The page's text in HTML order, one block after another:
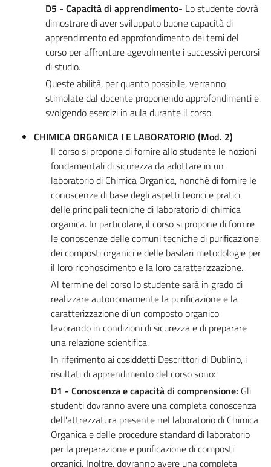
D5 - Capacità di apprendimento- Lo studente dovrà
dimostrare di aver sviluppato buone capacità di
apprendimento ed approfondimento dei temi del
corso per affrontare agevolmente i successivi percorsi
di studio.
Queste abilità, per quanto possibile, verranno
stimolate dal docente proponendo approfondimenti e
svolgendo esercizi in aula durante il corso.
CHIMICA ORGANICA I E LABORATORIO (Mod. 2)
Il corso si propone di fornire allo studente le nozioni
fondamentali di sicurezza da adottare in un
laboratorio di Chimica Organica, nonché di fornire le
conoscenze di base degli aspetti teorici e pratici
delle principali tecniche di laboratorio di chimica
organica. In particolare, il corso si propone di fornire
le conoscenze delle comuni tecniche di purificazione
dei composti organici e delle basilari metodologie per
il loro riconoscimento e la loro caratterizzazione.
Al termine del corso lo studente sarà in grado di
realizzare autonomamente la purificazione e la
caratterizzazione di un composto organico
lavorando in condizioni di sicurezza e di preparare
una relazione scientifica.
In riferimento ai cosiddetti Descrittori di Dublino, i
risultati di apprendimento del corso sono:
D1 - Conoscenza e capacità di comprensione: Gli
studenti dovranno avere una completa conoscenza
dell'attrezzatura presente nel laboratorio di Chimica
Organica e delle procedure standard di laboratorio
per la preparazione e purificazione di composti
organici. Inoltre, dovranno avere una completa